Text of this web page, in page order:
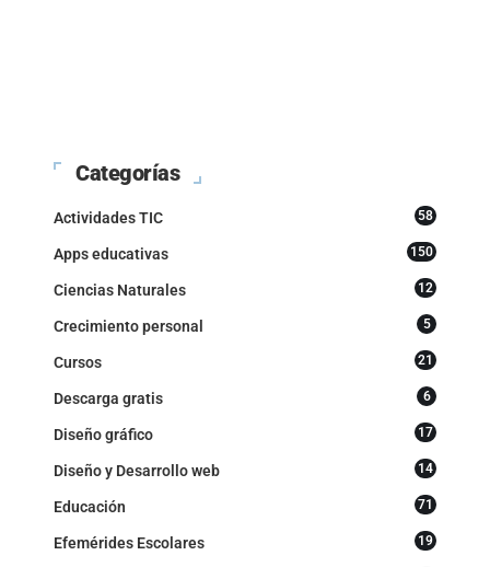
Categorías
Actividades TIC 58
Apps educativas 150
Ciencias Naturales 12
Crecimiento personal 5
Cursos 21
Descarga gratis 6
Diseño gráfico 17
Diseño y Desarrollo web 14
Educación 71
Efemérides Escolares 19